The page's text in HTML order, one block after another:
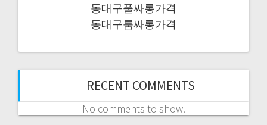
동대구풀싸롱가격
동대구룸싸롱가격
RECENT COMMENTS
No comments to show.